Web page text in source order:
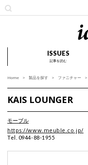
ISSUES
記事を読む
Home 製品を探す ファニチャー
KAIS LOUNGER
モーブル
https://www.meuble.co.jp/
Tel. 0944-88-1955